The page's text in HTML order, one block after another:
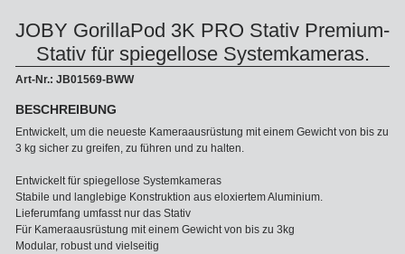
JOBY GorillaPod 3K PRO Stativ Premium-
Stativ für spiegellose Systemkameras.
Art-Nr.: JB01569-BWW
BESCHREIBUNG
Entwickelt, um die neueste Kameraausrüstung mit einem Gewicht von bis zu
3 kg sicher zu greifen, zu führen und zu halten.
Entwickelt für spiegellose Systemkameras
Stabile und langlebige Konstruktion aus eloxiertem Aluminium.
Lieferumfang umfasst nur das Stativ
Für Kameraausrüstung mit einem Gewicht von bis zu 3kg
Modular, robust und vielseitig